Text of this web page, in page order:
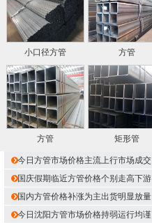
小口径方管 方管
方管 矩形管
今日方管市场价格主流上行市场成交
国庆假期临近方管价格个别走高下游
国内方管价格补涨为主出货明显放量
今日沈阳方管市场价格持弱运行均谨